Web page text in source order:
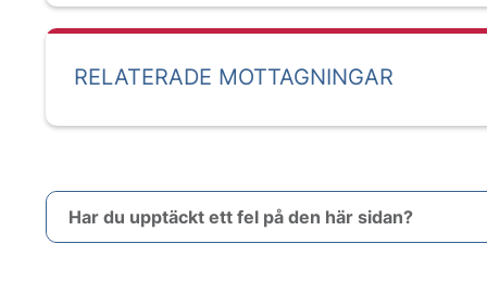
RELATERADE MOTTAGNINGAR
Har du upptäckt ett fel på den här sidan?